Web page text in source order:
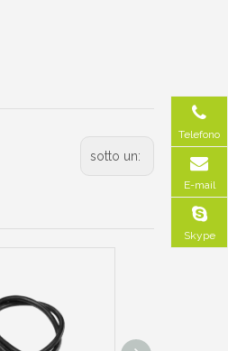
sotto un:
Telefono
E-mail
Skype